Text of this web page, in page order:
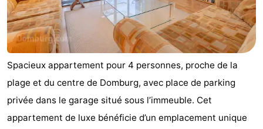
Spacieux appartement pour 4 personnes, proche de la
plage et du centre de Domburg, avec place de parking
privée dans le garage situé sous l’immeuble. Cet
appartement de luxe bénéficie d’un emplacement unique